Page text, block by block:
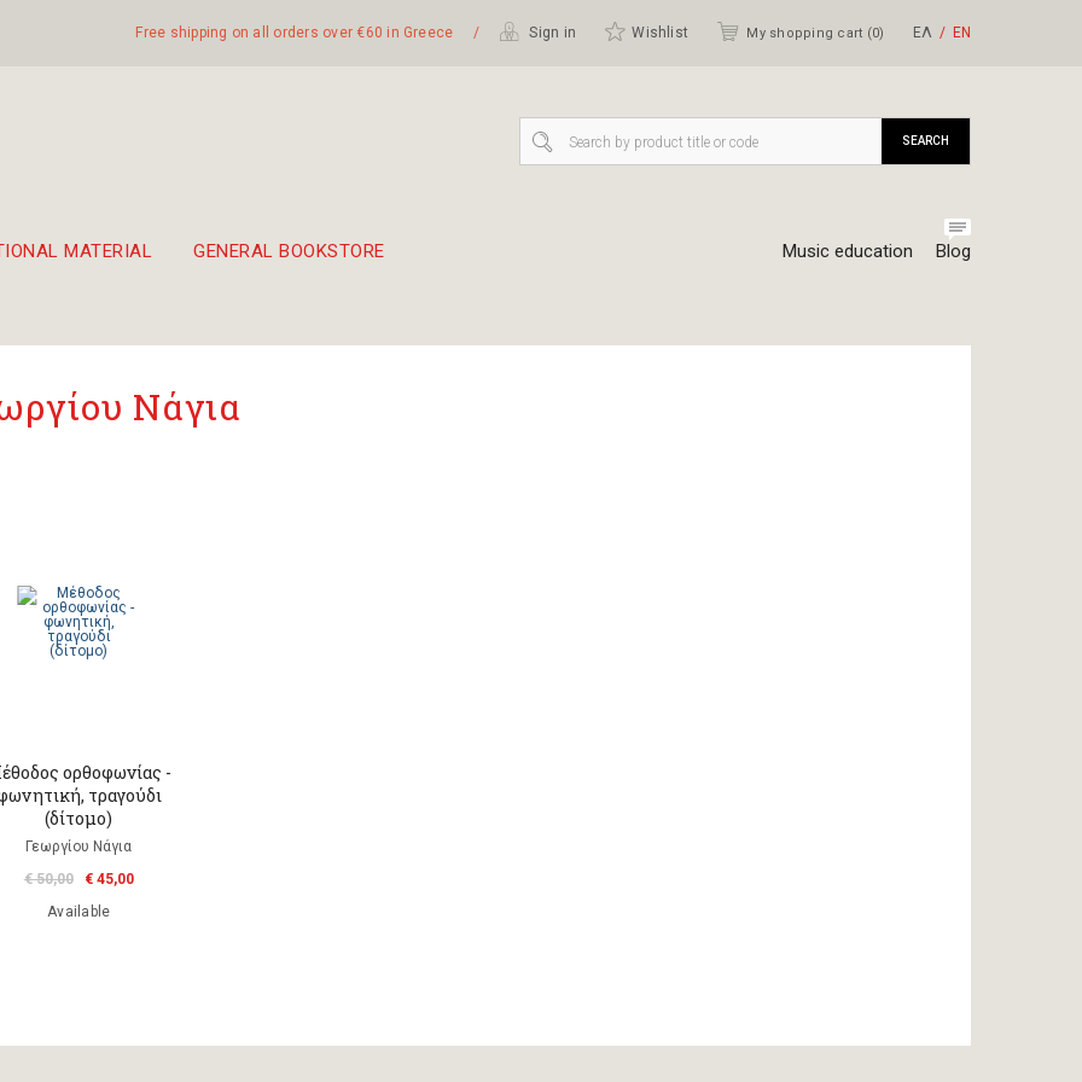
Free shipping on all orders over €60 in Greece / Sign in Wishlist My shopping cart (0) ΕΛ ΕΝ
MATERIAL GENERAL BOOKSTORE Music education Blog
SEARCH
Νάγια
ορθοφωνίας -
τραγούδι
(δίτομο)
Γεωργίου Νάγια
€ 50,00
€ 45,00
Available